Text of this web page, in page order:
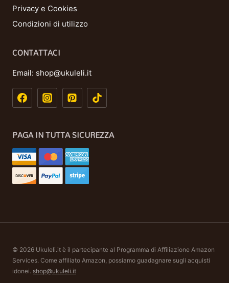
Privacy e Cookies
Condizioni di utilizzo
CONTATTACI
Email: shop@ukuleli.it
PAGA IN TUTTA SICUREZZA
© 2026 Ukuleli.it è il partecipante al Programma di Affiliazione Amazon
Services. Come affiliato Amazon, possiamo guadagnare sugli acquisti
idonei. shop@ukuleli.it